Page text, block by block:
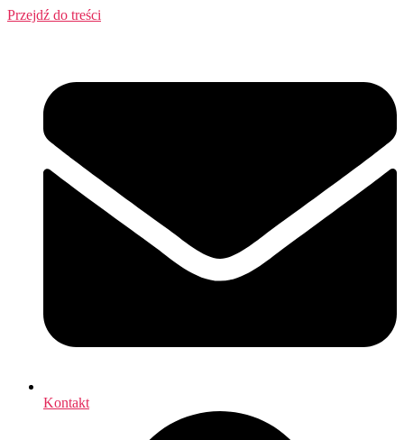
Przejdź do treści
Kontakt